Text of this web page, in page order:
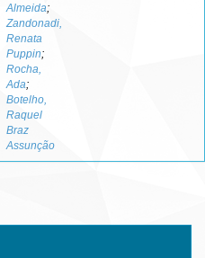
Almeida;
Zandonadi,
Renata
Puppin;
Rocha,
Ada;
Botelho,
Raquel
Braz
Assunção